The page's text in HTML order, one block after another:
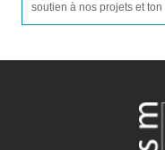
soutien à nos projets et